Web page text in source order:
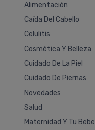
Alimentación
Caí­da Del Cabello
Celulitis
Cosmética Y Belleza
Cuidado De La Piel
Cuidado De Piernas
Novedades
Salud
Maternidad Y Tu Bebe